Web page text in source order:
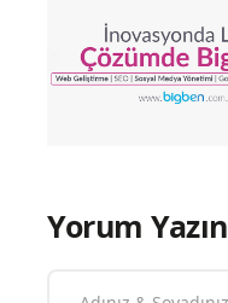
Yorum Yazın